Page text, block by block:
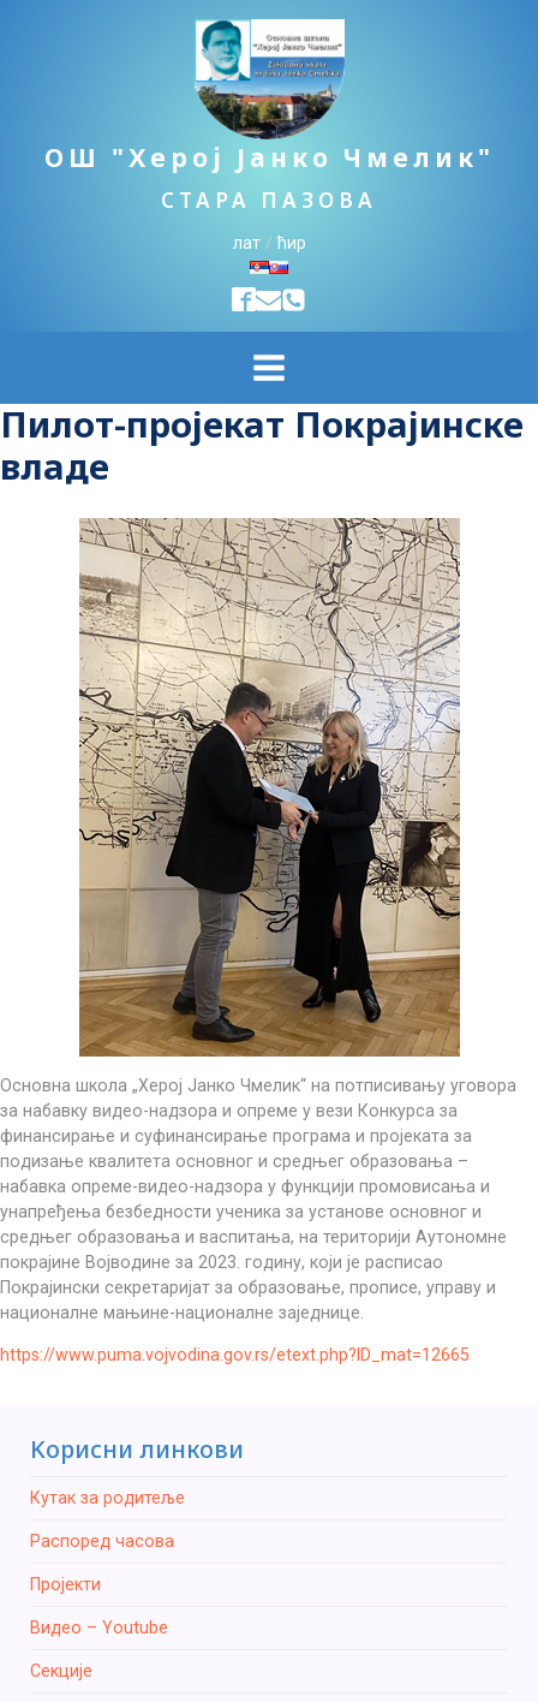
ОШ "Херој Јанко Чмелик"
СТАРА ПАЗОВА
лат/ћир
Пилот-пројекат Покрајинске
владе
Основна школа „Херој Јанко Чмелик“ на потписивању уговора
за набавку видео-надзора и опреме у вези Конкурса за
финансирање и суфинансирање програма и пројеката за
подизање квалитета основног и средњег образовања –
набавка опреме-видео-надзора у функцији промовисања и
унапређења безбедности ученика за установе основног и
средњег образовања и васпитања, на територији Аутономне
покрајине Војводине за 2023. годину, који је расписао
Покрајински секретаријат за образовање, прописе, управу и
националне мањине-националне заједнице.
https://www.puma.vojvodina.gov.rs/etext.php?ID_mat=12665
Kорисни линкови
Кутак за родитеље
Распоред часова
Пројекти
Видео – Youtube
Секције